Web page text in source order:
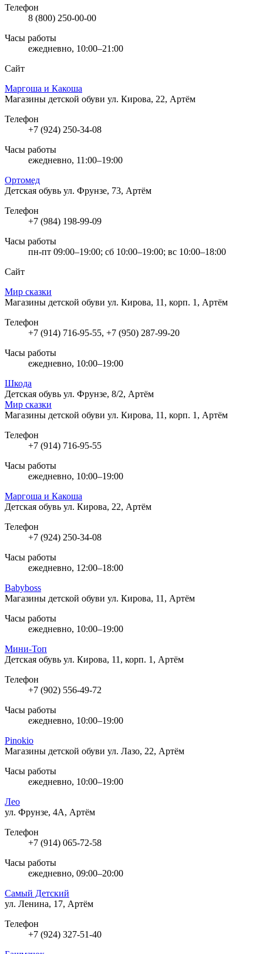
Телефон
8 (800) 250-00-00
Часы работы
ежедневно, 10:00–21:00
Сайт
Маргоша и Какоша
Магазины детской обуви ул. Кирова, 22, Артём
Телефон
+7 (924) 250-34-08
Часы работы
ежедневно, 11:00–19:00
Ортомед
Детская обувь ул. Фрунзе, 73, Артём
Телефон
+7 (984) 198-99-09
Часы работы
пн-пт 09:00–19:00; сб 10:00–19:00; вс 10:00–18:00
Сайт
Мир сказки
Магазины детской обуви ул. Кирова, 11, корп. 1, Артём
Телефон
+7 (914) 716-95-55, +7 (950) 287-99-20
Часы работы
ежедневно, 10:00–19:00
Шкода
Детская обувь ул. Фрунзе, 8/2, Артём
Мир сказки
Магазины детской обуви ул. Кирова, 11, корп. 1, Артём
Телефон
+7 (914) 716-95-55
Часы работы
ежедневно, 10:00–19:00
Маргоша и Какоша
Детская обувь ул. Кирова, 22, Артём
Телефон
+7 (924) 250-34-08
Часы работы
ежедневно, 12:00–18:00
Babyboss
Магазины детской обуви ул. Кирова, 11, Артём
Часы работы
ежедневно, 10:00–19:00
Мини-Топ
Детская обувь ул. Кирова, 11, корп. 1, Артём
Телефон
+7 (902) 556-49-72
Часы работы
ежедневно, 10:00–19:00
Pinokio
Магазины детской обуви ул. Лазо, 22, Артём
Часы работы
ежедневно, 10:00–19:00
Лео
ул. Фрунзе, 4А, Артём
Телефон
+7 (914) 065-72-58
Часы работы
ежедневно, 09:00–20:00
Самый Детский
ул. Ленина, 17, Артём
Телефон
+7 (924) 327-51-40